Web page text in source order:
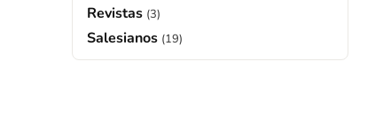
Revistas (3)
Salesianos (19)